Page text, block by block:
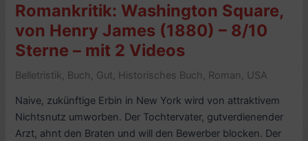
(2014)
–
8/10
Romankritik: Washington Square,
von Henry James (1880) – 8/10
Sterne – mit 2 Videos
Belletristik, Buch , Gut, Historisches Buch , Roman , USA
Naive, zukünftige Erbin in New York wird von attraktivem
Nichtsnutz umworben. Der Tochtervater, gutverdienender
Arzt, ahnt den Braten und will den Bewerber blocken. Der